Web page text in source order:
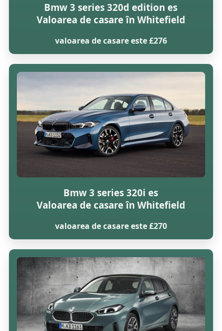
Bmw 3 series 320d edition es
Valoarea de casare în Whitefield
valoarea de casare este £276
Bmw 3 series 320i es
Valoarea de casare în Whitefield
valoarea de casare este £270